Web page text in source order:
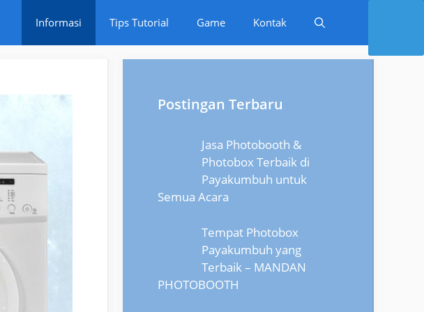
Informasi Tips Tutorial Game Kontak
Postingan Terbaru
Jasa Photobooth &
Photobox Terbaik di
Payakumbuh untuk
Semua Acara
Tempat Photobox
Payakumbuh yang
Terbaik – MANDAN
PHOTOBOOTH